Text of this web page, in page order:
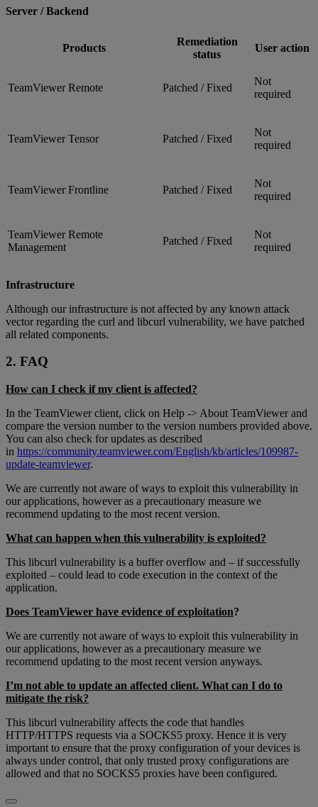
Server / Backend
Products
Remediation
status
User action
TeamViewer Remote Patched / Fixed
Not
required
TeamViewer Tensor Patched / Fixed
Not
required
TeamViewer Frontline Patched / Fixed
Not
required
TeamViewer Remote
Management
Patched / Fixed
Not
required
Infrastructure
Although our infrastructure is not affected by any known attack
vector regarding the curl and libcurl vulnerability, we have patched
all related components.
2. FAQ
How can I check if my client is affected?
In the TeamViewer client, click on Help -> About TeamViewer and
compare the version number to the version numbers provided above.
You can also check for updates as described
in https://community.teamviewer.com/English/kb/articles/109987-
update-teamviewer.
We are currently not aware of ways to exploit this vulnerability in
our applications, however as a precautionary measure we
recommend updating to the most recent version.
What can happen when this vulnerability is exploited?
This libcurl vulnerability is a buffer overflow and – if successfully
exploited – could lead to code execution in the context of the
application.
Does TeamViewer have evidence of exploitation?
We are currently not aware of ways to exploit this vulnerability in
our applications, however as a precautionary measure we
recommend updating to the most recent version anyways.
I’m not able to update an affected client. What can I do to
mitigate the risk?
This libcurl vulnerability affects the code that handles
HTTP/HTTPS requests via a SOCKS5 proxy. Hence it is very
important to ensure that the proxy configuration of your devices is
always under control, that only trusted proxy configurations are
allowed and that no SOCKS5 proxies have been configured.